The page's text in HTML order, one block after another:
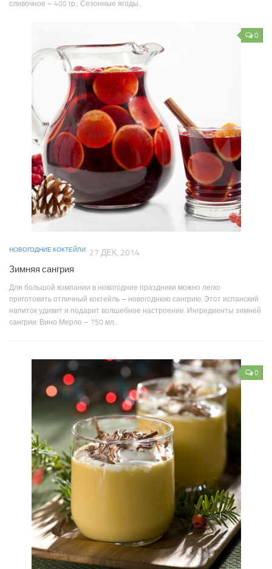
сливочное – 400 гр.; Сезонные ягоды...
0
НОВОГОДНИЕ КОКТЕЙЛИ 27 ДЕК, 2014
Зимняя сангрия
Для большой компании в новогодние праздники можно легко
приготовить отличный коктейль – новогоднюю сангрию. Этот испанский
напиток удивит и подарит волшебное настроение. Ингредиенты зимней
сангрии: Вино Мерло – 750 мл...
0